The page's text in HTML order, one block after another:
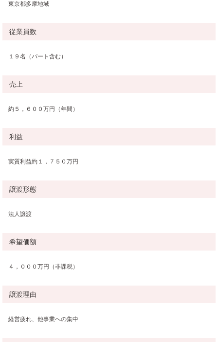
東京都多摩地域
従業員数
１９名（パート含む）
売上
約５，６００万円（年間）
利益
実質利益約１，７５０万円
譲渡形態
法人譲渡
希望価額
４，０００万円（非課税）
譲渡理由
経営疲れ、他事業への集中